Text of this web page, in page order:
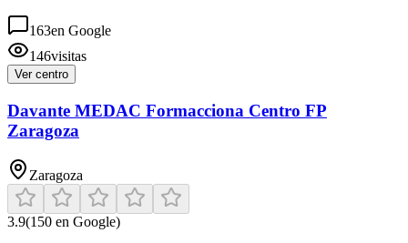
163en Google
146visitas
Ver centro
Davante MEDAC Formacciona Centro FP
Zaragoza
Zaragoza
3.9(150 en Google)